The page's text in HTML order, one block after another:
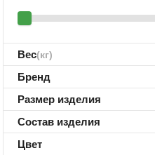
Вес(кг)
Бренд
Размер изделия
Состав изделия
Цвет